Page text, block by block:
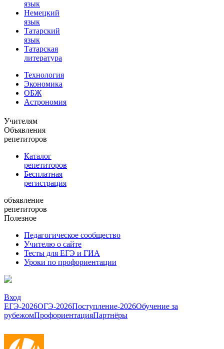
язык
Немецкий
язык
Татарский
язык
Татарская
литература
Технология
Экономика
ОБЖ
Астрономия
Учителям
Объявления
репетиторов
Каталог
репетиторов
Бесплатная
регистрация
объявление
репетиторов
Полезное
Педагогическое сообщество
Учителю о сайте
Тесты для ЕГЭ и ГИА
Уроки по профориентации
Вход
ЕГЭ-2026ОГЭ-2026Поступление-2026Обучение за
рубежомПрофориентацияПартнёры